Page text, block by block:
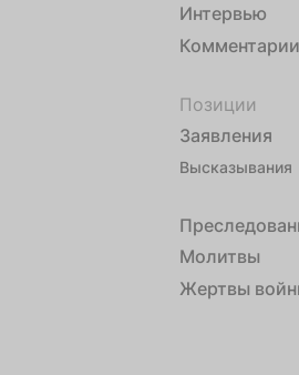
Интервью
Комментарии
Позиции
Заявления
Высказывания
Молитвы
Жертвы